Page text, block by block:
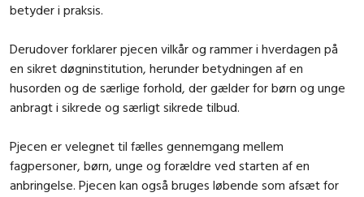
betyder i praksis.
Derudover forklarer pjecen vilkår og rammer i hverdagen på
en sikret døgninstitution, herunder betydningen af en
husorden og de særlige forhold, der gælder for børn og unge
anbragt i sikrede og særligt sikrede tilbud.
Pjecen er velegnet til fælles gennemgang mellem
fagpersoner, børn, unge og forældre ved starten af en
anbringelse. Pjecen kan også bruges løbende som afsæt for